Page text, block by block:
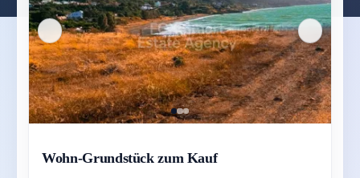
Wohn-Grundstück zum Kauf